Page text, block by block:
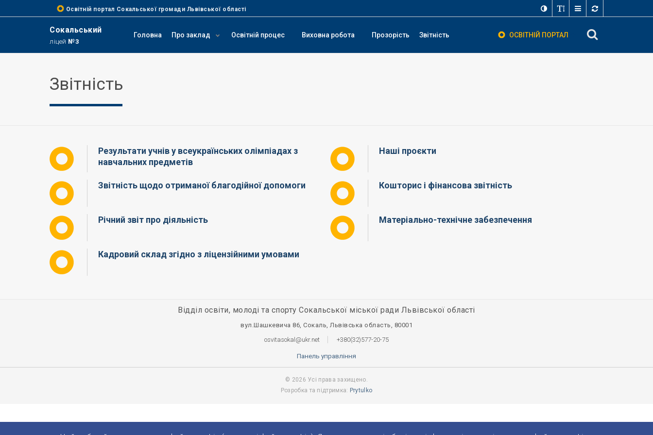
Освітній портал Сокальської громади Львівської області
Сокальський
ліцей №3
Головна Про заклад Освітній процес Виховна робота Прозорість Звітність ОСВІТНІЙ ПОРТАЛ
Звітність
Результати учнів у всеукраїнських олімпіадах з
навчальних предметів
Наші проєкти
Звітність щодо отриманої благодійної допомоги Кошторис і фінансова звітність
Річний звіт про діяльність Матеріально-технічне забезпечення
Кадровий склад згідно з ліцензійними умовами
Відділ освіти, молоді та спорту Сокальської міської ради Львівської області
вул.Шашкевича 86, Сокаль, Львівська область, 80001
osvitasokal@ukr.net
+380(32)577-20-75
Панель управління
© 2026 Усі права захищено.
Розробка та підтримка: Prytulko